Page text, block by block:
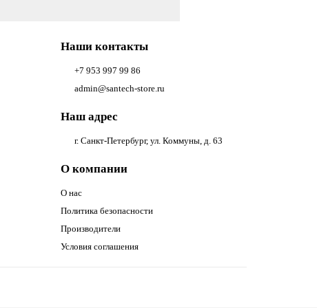
Наши контакты
+7 953 997 99 86
admin@santech-store.ru
Наш адрес
г. Санкт-Петербург, ул. Коммуны, д. 63
О компании
О нас
Политика безопасности
Производители
Условия соглашения